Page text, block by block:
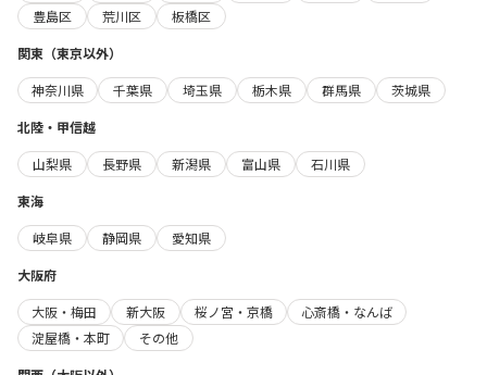
豊島区
荒川区
板橋区
関東（東京以外）
神奈川県
千葉県 埼玉県 栃木県 群馬県
茨城県
北陸・甲信越
山梨県
長野県 新潟県 富山県
石川県
東海
岐阜県
静岡県
愛知県
大阪府
大阪・梅田
新大阪 桜ノ宮・京橋
心斎橋・なんば
淀屋橋・本町
その他